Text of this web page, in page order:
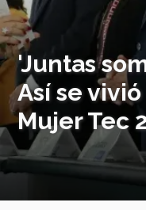
'Juntas
Así se
Mujer Tec